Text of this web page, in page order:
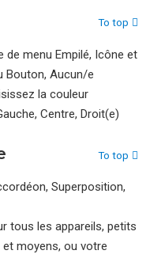
To top
de menu Empilé, Icône et
Bouton, Aucun/e
la couleur
Centre, Droit(e)
To top
Superposition,
tous les appareils, petits
moyens, ou votre